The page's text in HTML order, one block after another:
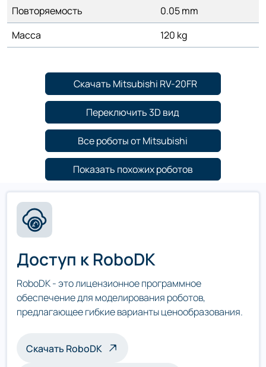
Повторяемость
0.05 mm
Масса
120 kg
Скачать Mitsubishi RV-20FR
Переключить 3D вид
Все роботы от Mitsubishi
Показать похожих роботов
Доступ к RoboDK
RoboDK - это лицензионное программное
обеспечение для моделирования роботов,
предлагающее гибкие варианты ценообразования.
Скачать RoboDK